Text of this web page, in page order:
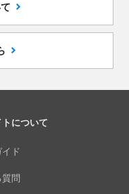
について
イド
問